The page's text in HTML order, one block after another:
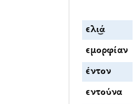
ελι͜ά
εμορφίαν
έντον
εντούνα